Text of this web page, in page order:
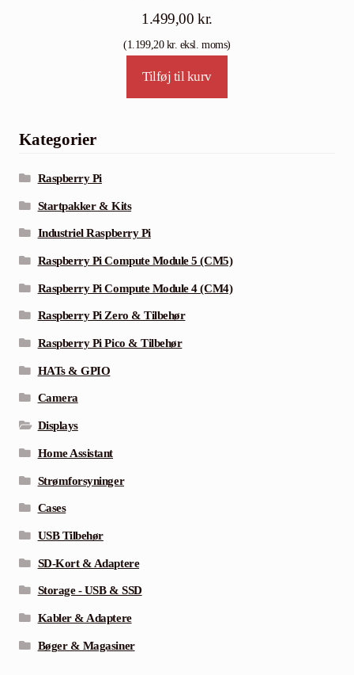
1.499,00kr.
(1.199,20kr. eksl. moms)
Tilføj til kurv
Kategorier
Raspberry Pi
Startpakker & Kits
Industriel Raspberry Pi
Raspberry Pi Compute Module 5 (CM5)
Raspberry Pi Compute Module 4 (CM4)
Raspberry Pi Zero & Tilbehør
Raspberry Pi Pico & Tilbehør
HATs & GPIO
Camera
Displays
Home Assistant
Strømforsyninger
Cases
USB Tilbehør
SD-Kort & Adaptere
Storage - USB & SSD
Kabler & Adaptere
Bøger & Magasiner